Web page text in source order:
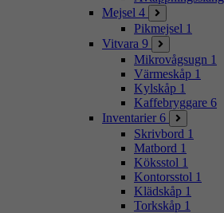
Mejsel 4
Pikmejsel 1
Vitvara 9
Mikrovågsugn 1
Värmeskåp 1
Kylskåp 1
Kaffebryggare 6
Inventarier 6
Skrivbord 1
Matbord 1
Köksstol 1
Kontorsstol 1
Klädskåp 1
Torkskåp 1